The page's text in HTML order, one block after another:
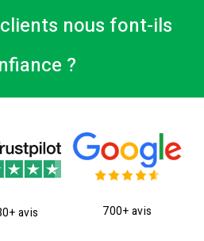
nous font-ils
?
avis 700+ avis